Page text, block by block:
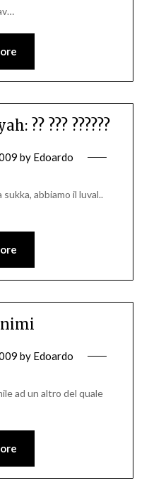
?? ??? ??????
by Edoardo
abbiamo il luval..
by Edoardo
ad un altro del quale